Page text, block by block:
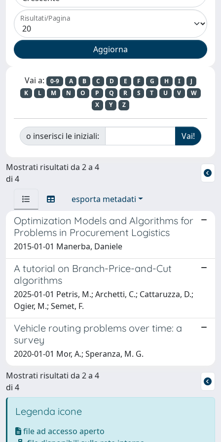
Risultati/Pagina
Vai a: 0-9 A B C D E F G H I
J
K
L M N O P Q R S T U V
W
X
Y Z
o inserisci le iniziali:
Mostrati risultati da 2 a 4
di 4
esporta metadati
Optimization Models and Algorithms for
Problems in Procurement Logistics
2015-01-01 Manerba, Daniele
A tutorial on Branch-Price-and-Cut
algorithms
2025-01-01 Petris, M.; Archetti, C.; Cattaruzza, D.;
Ogier, M.; Semet, F.
Vehicle routing problems over time: a
survey
2020-01-01 Mor, A.; Speranza, M. G.
Mostrati risultati da 2 a 4
di 4
Legenda icone
file ad accesso aperto